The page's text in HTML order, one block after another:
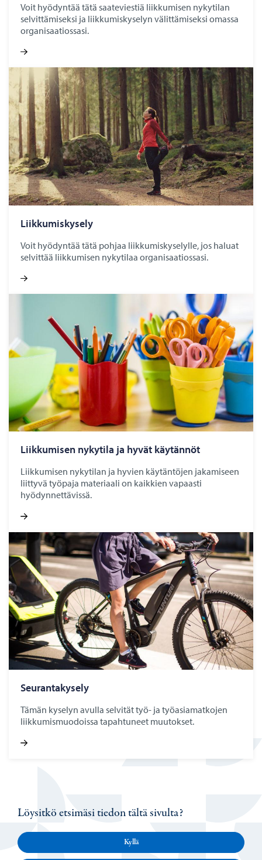
Voit hyödyntää tätä saateviestiä liikkumisen nykytilan
selvittämiseksi ja liikkumiskyselyn välittämiseksi omassa
organisaatiossasi.
Liik­ku­mis­ky­se­ly
Voit hyödyntää tätä pohjaa liikkumiskyselylle, jos haluat
selvittää liikkumisen nykytilaa organisaatiossasi.
Liik­ku­mi­sen ny­ky­ti­la ja hyvät käy­tän­nöt
Liikkumisen nykytilan ja hyvien käytäntöjen jakamiseen
liittyvä työpaja materiaali on kaikkien vapaasti
hyödynnettävissä.
Seu­ran­ta­ky­se­ly
Tämän kyselyn avulla selvität työ- ja työasiamatkojen
liikkumismuodoissa tapahtuneet muutokset.
Löysitkö etsimäsi tiedon tältä sivulta?
Kyllä